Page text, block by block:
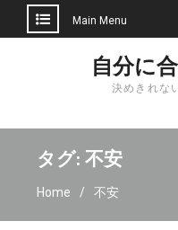
Main Menu
自分に
決めきれな
タグ:不安
Home 不安